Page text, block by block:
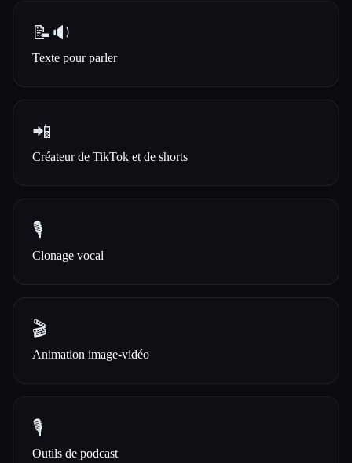
📝🔉
Texte pour parler
📲
Créateur de TikTok et de shorts
🎙️
Clonage vocal
🎬
Animation image-vidéo
🎙️
Outils de podcast